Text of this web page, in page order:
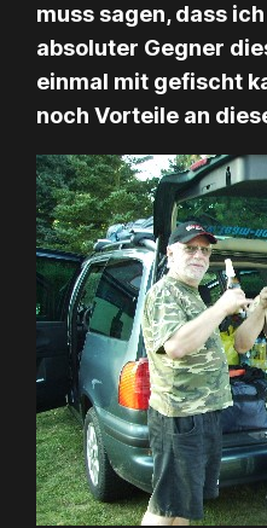
muss sagen, dass
absoluter Gegner
einmal mit gefischt
noch Vorteile an